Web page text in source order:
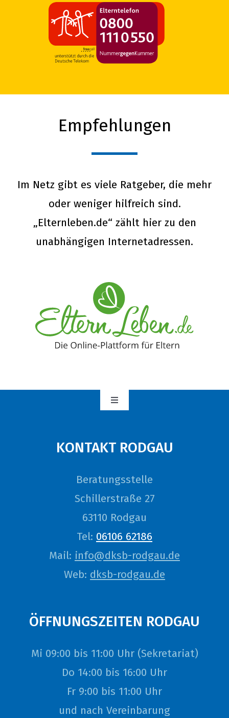
Empfehlungen
Im Netz gibt es viele Ratgeber, die mehr
oder weniger hilfreich sind.
„Elternleben.de“ zählt hier zu den
unabhängigen Internetadressen.
Toggle
Projekte
KONTAKT RODGAU
Beratungsstelle
Schillerstraße 27
63110 Rodgau
Tel: 06106 62186
Mail: info@dksb-rodgau.de
Web: dksb-rodgau.de
ÖFFNUNGSZEITEN RODGAU
Mi 09:00 bis 11:00 Uhr (Sekretariat)
Do 14:00 bis 16:00 Uhr
Fr 9:00 bis 11:00 Uhr
und nach Vereinbarung